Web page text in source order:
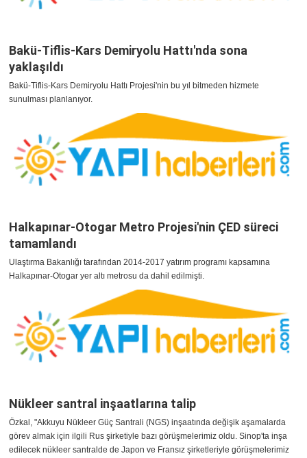
Bakü-Tiflis-Kars Demiryolu Hattı'nda sona
yaklaşıldı
Bakü-Tiflis-Kars Demiryolu Hattı Projesi'nin bu yıl bitmeden hizmete
sunulması planlanıyor.
Halkapınar-Otogar Metro Projesi'nin ÇED süreci
tamamlandı
Ulaştırma Bakanlığı tarafından 2014-2017 yatırım programı kapsamına
Halkapınar-Otogar yer altı metrosu da dahil edilmişti.
Nükleer santral inşaatlarına talip
Özkal, "Akkuyu Nükleer Güç Santrali (NGS) inşaatında değişik aşamalarda
görev almak için ilgili Rus şirketiyle bazı görüşmelerimiz oldu. Sinop'ta inşa
edilecek nükleer santralde de Japon ve Fransız şirketleriyle görüşmelerimiz